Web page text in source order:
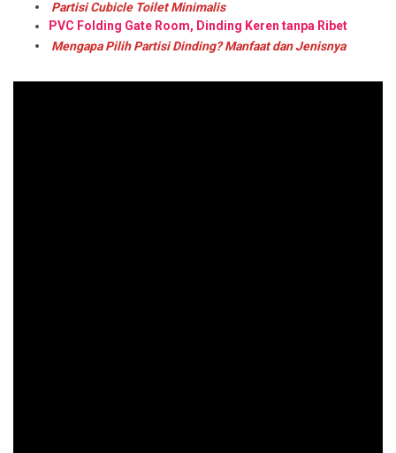
Partisi Cubicle Toilet Minimalis
PVC Folding Gate Room, Dinding Keren tanpa Ribet
Mengapa Pilih Partisi Dinding? Manfaat dan Jenisnya